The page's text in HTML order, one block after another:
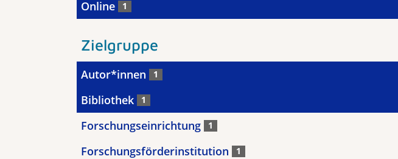
Online 1
Zielgruppe
Autor*innen 1
Bibliothek 1
Forschungseinrichtung 1
Forschungsförderinstitution 1